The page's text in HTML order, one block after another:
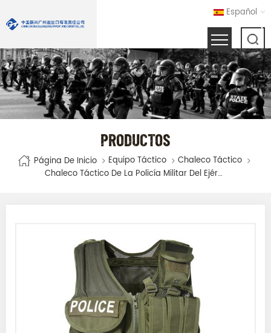
Español
PRODUCTOS
Página De Inicio Equipo Táctico
Chaleco Táctico
Chaleco Táctico De La Policía Militar Del Ejército Del Poliéster 600D